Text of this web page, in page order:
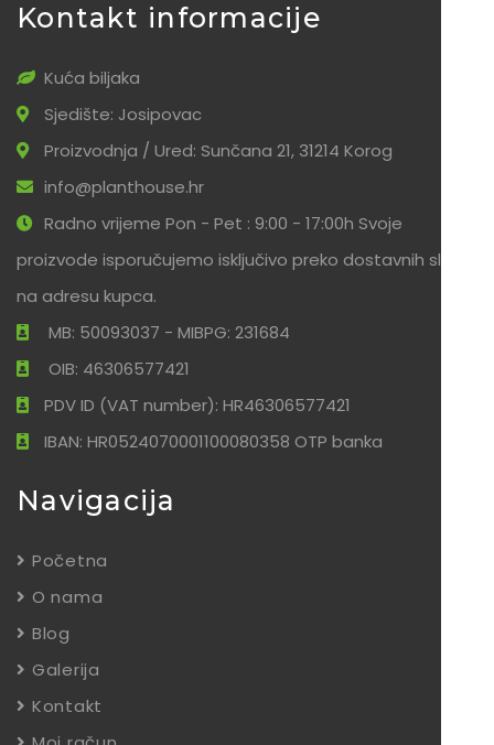
Kontakt informacije
Kuća biljaka
Sjedište: Josipovac
Proizvodnja / Ured: Sunčana 21, 31214 Korog
info@planthouse.hr
Radno vrijeme Pon - Pet : 9:00 - 17:00h Svoje
proizvode isporučujemo isključivo preko dostavnih službi
na adresu kupca.
MB: 50093037 - MIBPG: 231684
OIB: 46306577421
PDV ID (VAT number): HR46306577421
IBAN: HR0524070001100080358 OTP banka
Navigacija
Početna
O nama
Blog
Galerija
Kontakt